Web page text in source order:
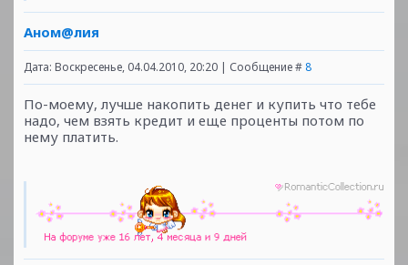
Аном@лия
Дата: Воскресенье, 04.04.2010, 20:20 | Сообщение # 8
По-моему, лучше накопить денег и купить что тебе
надо, чем взять кредит и еще проценты потом по
нему платить.